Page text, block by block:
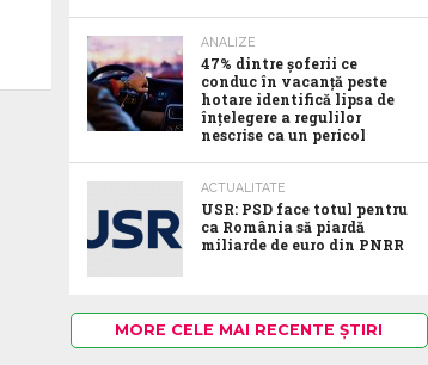
ANALIZE
47% dintre șoferii ce
conduc în vacanță peste
hotare identifică lipsa de
înțelegere a regulilor
nescrise ca un pericol
ACTUALITATE
USR: PSD face totul pentru
ca România să piardă
miliarde de euro din PNRR
MORE CELE MAI RECENTE ȘTIRI